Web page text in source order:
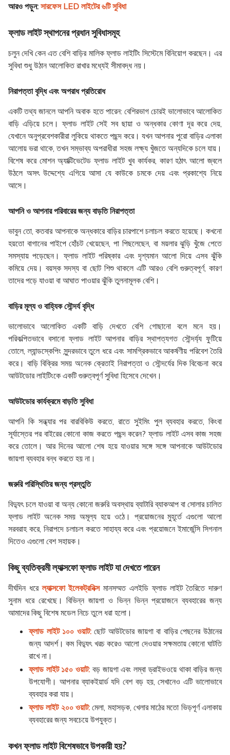
আরও পড়ুন: সারফেস LED লাইটের ৬টি সুবিধা
ফ্লাড লাইট স্থাপনের প্রধান সুবিধাসমূহ
চলুন দেখি কেন এত বেশি বাড়ির মালিক ফ্লাড লাইটিং সিস্টেমে বিনিয়োগ করছেন। এর
সুবিধা শুধু উঠান আলোকিত রাখার মধ্যেই সীমাবদ্ধ নয়।
নিরাপত্তা বৃদ্ধি এবং অপরাধ প্রতিরোধ
একটি তথ্য জানলে আপনি অবাক হতে পারেন: বেশিরভাগ চোরই ভালোভাবে আলোকিত
বাড়ি এড়িয়ে চলে। ফ্লাড লাইট সেই সব ছায়া ও অন্ধকার কোণা দূর করে দেয়,
যেখানে অনুপ্রবেশকারীরা লুকিয়ে থাকতে পছন্দ করে। যখন আপনার পুরো বাড়ির এলাকা
আলোয় ভরা থাকে, তখন সম্ভাব্য অপরাধীরা সহজ লক্ষ্য খুঁজতে অন্যদিকে চলে যায়।
বিশেষ করে মোশন অ্যাক্টিভেটেড ফ্লাড লাইট খুব কার্যকর, কারণ হঠাৎ আলো জ্বলে
উঠলে অসৎ উদ্দেশ্যে এগিয়ে আসা যে কাউকে চমকে দেয় এবং প্রকাশ্যে নিয়ে
আসে।
আপনি ও আপনার পরিবারের জন্য বাড়তি নিরাপত্তা
ভাবুন তো, কতবার আপনাকে অন্ধকারে বাড়ির চারপাশে চলাচল করতে হয়েছে। কখনো
হয়তো বাগানের পাইপে হোঁচট খেয়েছেন, পা পিছলেছেন, বা ময়লার ঝুড়ি খুঁজে পেতে
সমস্যায় পড়েছেন। ফ্লাড লাইট পরিষ্কার এবং দৃশ্যমান আলো দিয়ে এসব ঝুঁকি
কমিয়ে দেয়। বয়স্ক সদস্য বা ছোট শিশু থাকলে এটি আরও বেশি গুরুত্বপূর্ণ, কারণ
তাদের পড়ে যাওয়া বা আঘাত পাওয়ার ঝুঁকি তুলনামূলক বেশি।
বাড়ির মূল্য ও বাহ্যিক সৌন্দর্য বৃদ্ধি
ভালোভাবে আলোকিত একটি বাড়ি দেখতে বেশি গোছানো বলে মনে হয়।
পরিকল্পিতভাবে বসানো ফ্লাড লাইট আপনার বাড়ির স্থাপত্যগত সৌন্দর্য্য ফুটিয়ে
তোলে, ল্যান্ডস্কেপিং সুন্দরভাবে তুলে ধরে এবং সামগ্রিকভাবে আকর্ষণীয় পরিবেশ তৈরি
করে। বাড়ি বিক্রির সময় অনেক ক্রেতাই নিরাপত্তা ও সৌন্দর্যের দিক বিবেচনা করে
আউটডোর লাইটিংকে একটি গুরুত্বপূর্ণ সুবিধা হিসেবে দেখেন।
আউটডোর কার্যক্রমে বাড়তি সুবিধা
আপনি কি সন্ধ্যার পর বারবিকিউ করতে, রাতে সুইমিং পুল ব্যবহার করতে, কিংবা
সূর্যাস্তের পর বাইরের কোনো কাজ করতে পছন্দ করেন? ফ্লাড লাইট এসব কাজ সহজ
করে তোলে। আর দিনের আলো শেষ হয়ে যাওয়ার সঙ্গে সঙ্গে আপনাকে আউটডোর
জায়গা ব্যবহার বন্ধ করতে হয় না।
জরুরি পরিস্থিতির জন্য প্রস্তুতি
বিদ্যুৎ চলে যাওয়া বা অন্য কোনো জরুরি অবস্থায় ব্যাটারি ব্যাকআপ বা সোলার চালিত
ফ্লাড লাইট অনেক সময় অমূল্য হয়ে ওঠে। প্রয়োজনের মুহূর্তে এগুলো আলো
সরবরাহ করে, নিরাপদে চলাচল করতে সাহায্য করে এবং প্রয়োজনে ইমার্জেন্সি সিগনাল
দিতেও এগুলো বেশ সহায়ক।
কিছু ব্যতিক্রমী ল্যাক্সফো ফ্লাড লাইট যা দেখতে পারেন
দীর্ঘদিন ধরেল্যাক্সফো ইলেকট্রনিক্সমানসম্মত এলইডি ফ্লাড লাইট তৈরিতে দারুণ
সুনাম ধরে রেখেছে। বিভিন্ন জায়গা ও ভিন্ন ভিন্ন প্রয়োজনে ব্যবহারের জন্য
আমাদের কিছু বিশেষ মডেল নিচে তুলে ধরা হলো।
ফ্লাড লাইট ১০০ ওয়াট:ছোট আউটডোর জায়গা বা বাড়ির পেছনের উঠানের
জন্য আদর্শ। কম বিদ্যুৎ খরচ করেও আলো দেওয়ার সক্ষমতায় কোনো ঘাটতি
রাখে না।
ফ্লাড লাইট ১৫০ ওয়াট: বড় জায়গা এবং লম্বা ড্রাইভওয়ে থাকা বাড়ির জন্য
উপযোগী। আপনার ব্যাকইয়ার্ড যদি বেশ বড় হয়, সেখানেও এটি ভালোভাবে
ব্যবহার করা যায়।
ফ্লাড লাইট ২০০ ওয়াট:মেলা, মহাসড়ক, খেলার মাঠের মতো ভিড়পূর্ণ এলাকায়
ব্যবহারের জন্য সবচেয়ে উপযুক্ত।
কখন ফ্লাড লাইট বিশেষভাবে উপকারী হয়?